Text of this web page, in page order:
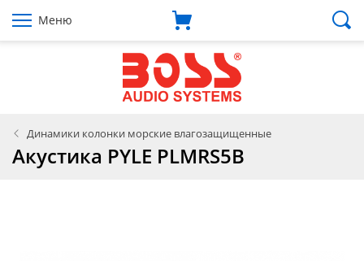
Меню
Динамики колонки морские влагозащищенные
Акустика PYLE PLMRS5B